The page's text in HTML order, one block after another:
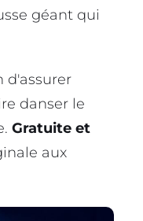
géant qui
d'assurer
danser le
Gratuite et
aux